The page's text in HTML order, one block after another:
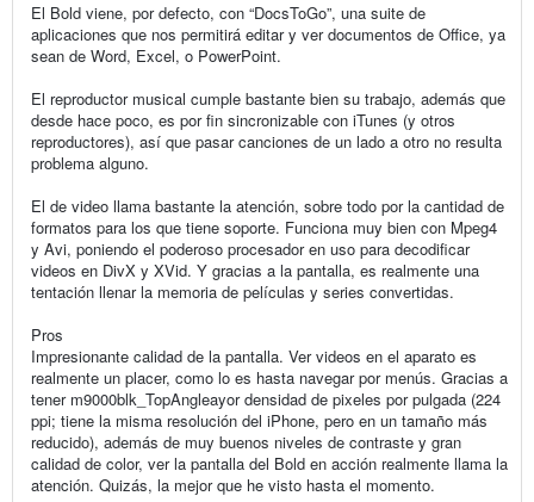
El Bold viene, por defecto, con “DocsToGo”, una suite de
aplicaciones que nos permitirá editar y ver documentos de Office, ya
sean de Word, Excel, o PowerPoint.
El reproductor musical cumple bastante bien su trabajo, además que
desde hace poco, es por fin sincronizable con iTunes (y otros
reproductores), así que pasar canciones de un lado a otro no resulta
problema alguno.
El de video llama bastante la atención, sobre todo por la cantidad de
formatos para los que tiene soporte. Funciona muy bien con Mpeg4
y Avi, poniendo el poderoso procesador en uso para decodificar
videos en DivX y XVid. Y gracias a la pantalla, es realmente una
tentación llenar la memoria de películas y series convertidas.
Pros
Impresionante calidad de la pantalla. Ver videos en el aparato es
realmente un placer, como lo es hasta navegar por menús. Gracias a
tener m9000blk_TopAngleayor densidad de pixeles por pulgada (224
ppi; tiene la misma resolución del iPhone, pero en un tamaño más
reducido), además de muy buenos niveles de contraste y gran
calidad de color, ver la pantalla del Bold en acción realmente llama la
atención. Quizás, la mejor que he visto hasta el momento.